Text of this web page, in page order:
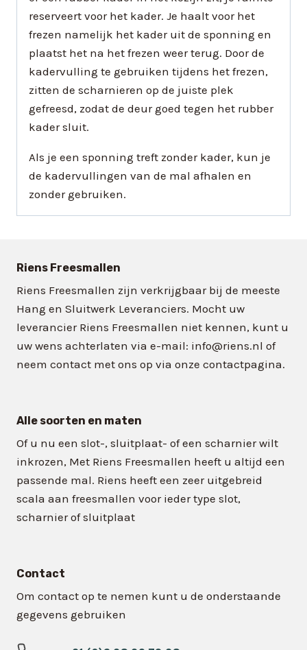
reserveert voor het kader. Je haalt voor het
frezen namelijk het kader uit de sponning en
plaatst het na het frezen weer terug. Door de
kadervulling te gebruiken tijdens het frezen,
zitten de scharnieren op de juiste plek
gefreesd, zodat de deur goed tegen het rubber
kader sluit.
Als je een sponning treft zonder kader, kun je
de kadervullingen van de mal afhalen en
zonder gebruiken.
Riens Freesmallen
Riens Freesmallen zijn verkrijgbaar bij de meeste
Hang en Sluitwerk Leveranciers. Mocht uw
leverancier Riens Freesmallen niet kennen, kunt u
uw wens achterlaten via e-mail: info@riens.nl of
neem contact met ons op via onze contactpagina.
Alle soorten en maten
Of u nu een slot-, sluitplaat- of een scharnier wilt
inkrozen, Met Riens Freesmallen heeft u altijd een
passende mal. Riens heeft een zeer uitgebreid
scala aan freesmallen voor ieder type slot,
scharnier of sluitplaat
Contact
Om contact op te nemen kunt u de onderstaande
gegevens gebruiken